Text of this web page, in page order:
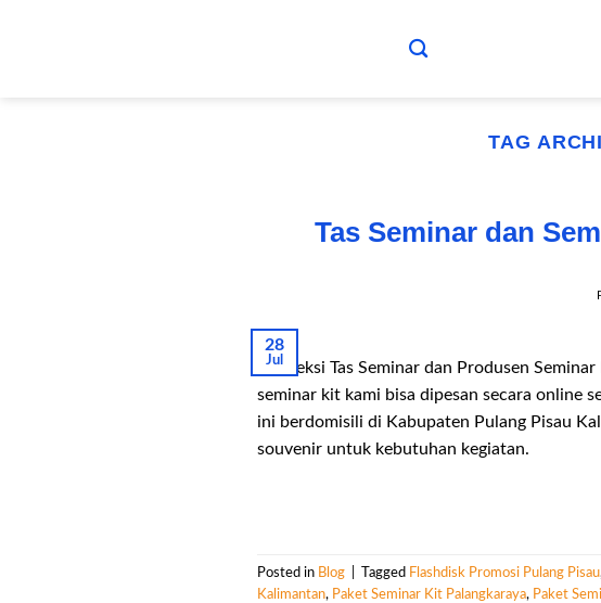
TAG
Tas Seminar dan
28
Jul
Konveksi Tas Seminar dan Produsen
seminar kit kami bisa dipesan secara online
ini berdomisili di Kabupaten Pulang Pisau
souvenir untuk kebutuhan kegiatan.
Posted in Blog Tagged Flashdisk Promosi Pulang Pisau
Kalimantan, Paket Seminar Kit Palangkaraya, Paket